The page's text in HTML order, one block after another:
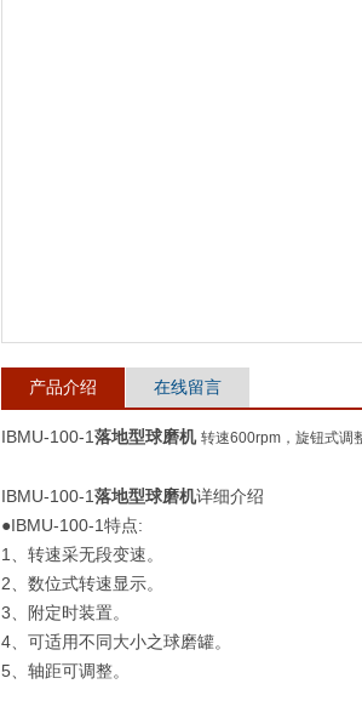
产品介绍 在线留言
IBMU-100-1落地型球磨机 转速600rpm，旋钮式调
IBMU-100-1落地型球磨机详细介绍
●IBMU-100-1特点:
1、转速采无段变速。
2、数位式转速显示。
3、附定时装置。
4、可适用不同大小之球磨罐。
5、轴距可调整。